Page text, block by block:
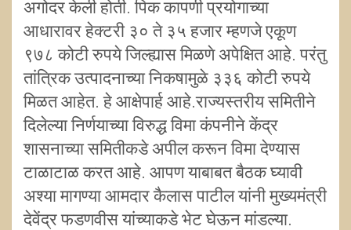
अगोदर केली होती. पिक कापणी प्रयोगाच्या
आधारावर हेक्टरी ३० ते ३५ हजार म्हणजे एकूण
९७८ कोटी रुपये जिल्ह्यास मिळणे अपेक्षित आहे. परंतु
तांत्रिक उत्पादनाच्या निकषामुळे ३३६ कोटी रुपये
मिळत आहेत. हे आक्षेपार्ह आहे.राज्यस्तरीय समितीने
दिलेल्या निर्णयाच्या विरुद्ध विमा कंपनीने केंद्र
शासनाच्या समितीकडे अपील करून विमा देण्यास
टाळाटाळ करत आहे. आपण याबाबत बैठक घ्यावी
अश्या मागण्या आमदार कैलास पाटील यांनी मुख्यमंत्री
देवेंद्र फडणवीस यांच्याकडे भेट घेऊन मांडल्या.